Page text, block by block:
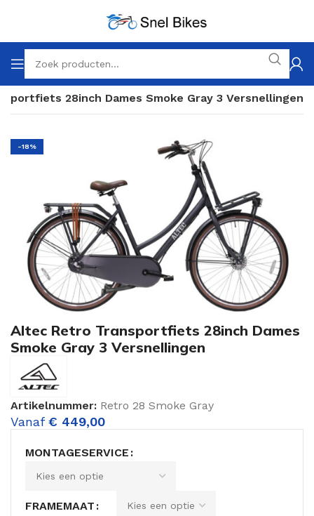
28inch Dames Smoke Gray 3 Versnellingen
-18%
Altec Retro Transportfiets 28inch Dames
Smoke Gray 3 Versnellingen
Artikelnummer: Retro 28 Smoke Gray
Vanaf € 449,00
MONTAGESERVICE
FRAMEMAAT